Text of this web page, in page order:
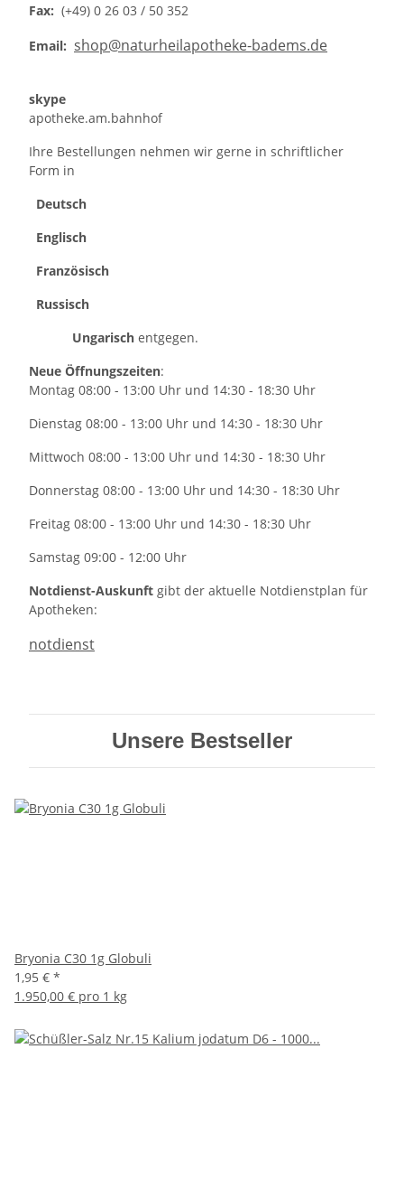
Fax: (+49) 0 26 03 / 50 352
Email: shop@naturheilapotheke-badems.de
skype
apotheke.am.bahnhof
Ihre Bestellungen nehmen wir gerne in schriftlicher
Form in
Deutsch
Englisch
Französisch
Russisch
Ungarisch entgegen.
Neue Öffnungszeiten:
Montag 08:00 - 13:00 Uhr und 14:30 - 18:30 Uhr
Dienstag 08:00 - 13:00 Uhr und 14:30 - 18:30 Uhr
Mittwoch 08:00 - 13:00 Uhr und 14:30 - 18:30 Uhr
Donnerstag 08:00 - 13:00 Uhr und 14:30 - 18:30 Uhr
Freitag 08:00 - 13:00 Uhr und 14:30 - 18:30 Uhr
Samstag 09:00 - 12:00 Uhr
Notdienst-Auskunft gibt der aktuelle Notdienstplan für
Apotheken:
notdienst
Unsere Bestseller
Bryonia C30 1g Globuli
1,95 € *
1.950,00 € pro 1 kg